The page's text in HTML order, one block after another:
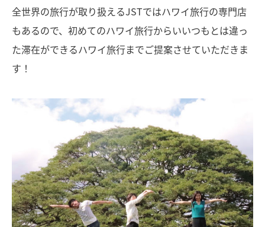
全世界の旅行が取り扱えるJSTではハワイ旅行の専門店
もあるので、初めてのハワイ旅行からいいつもとは違っ
た滞在ができるハワイ旅行までご提案させていただきま
す！